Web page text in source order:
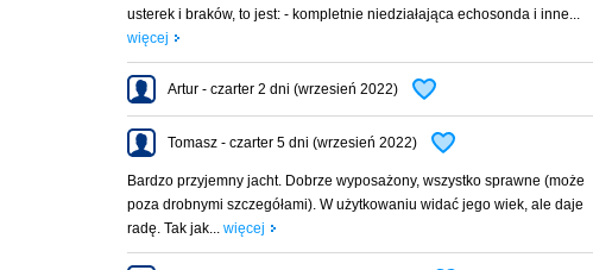
usterek i braków, to jest: - kompletnie niedziałająca echosonda i inne...
więcej
Artur - czarter 2 dni (wrzesień 2022)
Tomasz - czarter 5 dni (wrzesień 2022)
Bardzo przyjemny jacht. Dobrze wyposażony, wszystko sprawne (może
poza drobnymi szczegółami). W użytkowaniu widać jego wiek, ale daje
radę. Tak jak... więcej